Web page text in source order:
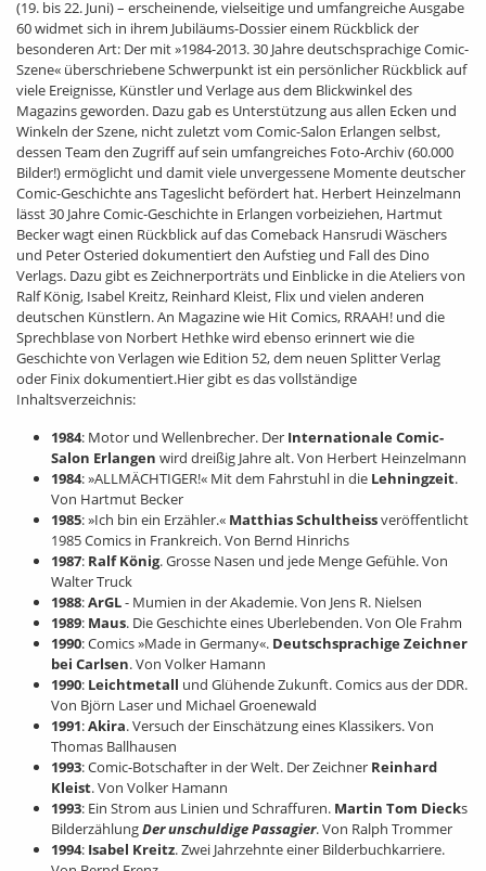
(19. bis 22. Juni) – erscheinende, vielseitige und umfangreiche Ausgabe
60 widmet sich in ihrem Jubiläums-Dossier einem Rückblick der
besonderen Art: Der mit »1984-2013. 30 Jahre deutschsprachige Comic-
Szene« überschriebene Schwerpunkt ist ein persönlicher Rückblick auf
viele Ereignisse, Künstler und Verlage aus dem Blickwinkel des
Magazins geworden. Dazu gab es Unterstützung aus allen Ecken und
Winkeln der Szene, nicht zuletzt vom Comic-Salon Erlangen selbst,
dessen Team den Zugriff auf sein umfangreiches Foto-Archiv (60.000
Bilder!) ermöglicht und damit viele unvergessene Momente deutscher
Comic-Geschichte ans Tageslicht befördert hat. Herbert Heinzelmann
lässt 30 Jahre Comic-Geschichte in Erlangen vorbeiziehen, Hartmut
Becker wagt einen Rückblick auf das Comeback Hansrudi Wäschers
und Peter Osteried dokumentiert den Aufstieg und Fall des Dino
Verlags. Dazu gibt es Zeichnerporträts und Einblicke in die Ateliers von
Ralf König, Isabel Kreitz, Reinhard Kleist, Flix und vielen anderen
deutschen Künstlern. An Magazine wie Hit Comics, RRAAH! und die
Sprechblase von Norbert Hethke wird ebenso erinnert wie die
Geschichte von Verlagen wie Edition 52, dem neuen Splitter Verlag
oder Finix dokumentiert.Hier gibt es das vollständige
Inhaltsverzeichnis:
1984: Motor und Wellenbrecher. Der Internationale Comic-
Salon Erlangen wird dreißig Jahre alt. Von Herbert Heinzelmann
1984: »ALLMÄCHTIGER!« Mit dem Fahrstuhl in die Lehningzeit.
Von Hartmut Becker
1985: »Ich bin ein Erzähler.« Matthias Schultheissveröffentlicht
1985 Comics in Frankreich. Von Bernd Hinrichs
1987: Ralf König. Grosse Nasen und jede Menge Gefühle. Von
Walter Truck
1988:ArGL- Mumien in der Akademie. Von Jens R. Nielsen
1989: Maus. Die Geschichte eines Uberlebenden. Von Ole Frahm
1990: Comics »Made in Germany«. Deutschsprachige Zeichner
bei Carlsen. Von Volker Hamann
1990: Leichtmetall und Glühende Zukunft. Comics aus der DDR.
Von Björn Laser und Michael Groenewald
1991:Akira. Versuch der Einschätzung eines Klassikers. Von
Thomas Ballhausen
1993: Comic-Botschafter in der Welt. Der Zeichner Reinhard
Kleist. Von Volker Hamann
1993: Ein Strom aus Linien und Schraffuren. Martin Tom Diecks
BilderzählungDer unschuldige Passagier. Von Ralph Trommer
1994: Isabel Kreitz. Zwei Jahrzehnte einer Bilderbuchkarriere.